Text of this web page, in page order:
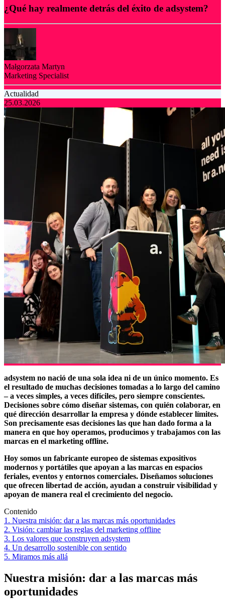
¿Qué hay realmente detrás del éxito de adsystem?
Małgorzata Martyn
Marketing Specialist
Actualidad
25.03.2026
adsystem no nació de una sola idea ni de un único momento. Es
el resultado de muchas decisiones tomadas a lo largo del camino
– a veces simples, a veces difíciles, pero siempre conscientes.
Decisiones sobre cómo diseñar sistemas, con quién colaborar, en
qué dirección desarrollar la empresa y dónde establecer límites.
Son precisamente esas decisiones las que han dado forma a la
manera en que hoy operamos, producimos y trabajamos con las
marcas en el marketing offline.
Hoy somos un fabricante europeo de sistemas expositivos
modernos y portátiles que apoyan a las marcas en espacios
feriales, eventos y entornos comerciales. Diseñamos soluciones
que ofrecen libertad de acción, ayudan a construir visibilidad y
apoyan de manera real el crecimiento del negocio.
Contenido
1. Nuestra misión: dar a las marcas más oportunidades
2. Visión: cambiar las reglas del marketing offline
3. Los valores que construyen adsystem
4. Un desarrollo sostenible con sentido
5. Miramos más allá
Nuestra misión: dar a las marcas más
oportunidades